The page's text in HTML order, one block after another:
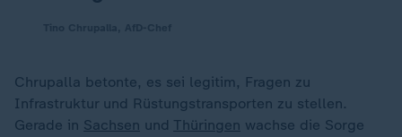
Chrupalla betonte, es sei legitim, Fragen zu
Infrastruktur und Rüstungstransporten zu stellen.
Gerade in Sachsen und Thüringen wachse die Sorge